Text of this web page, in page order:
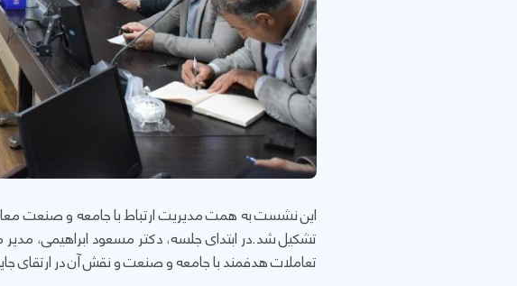
این نشست به همت مدیریت ارتباط با جامعه و صنعت
تشکیل شد.در ابتدای جلسه، دکتر مسعود ابراهیمی،
تعاملات هدفمند با جامعه و صنعت و نقش آن در ارتقای